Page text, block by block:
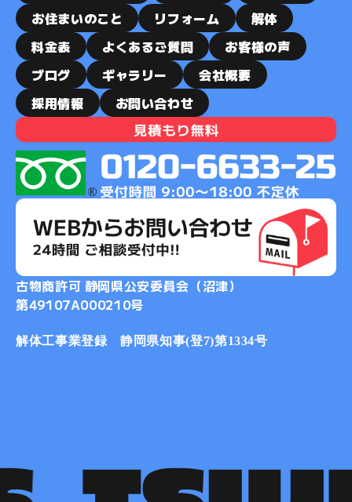
お住まいのこと
リフォーム
解体
料金表
よくあるご質問
お客様の声
ブログ
ギャラリー
会社概要
採用情報
お問い合わせ
古物商許可 静岡県公安委員会（沼津）
第49107A000210号
解体工事業登録 静岡県知事(登7)第1334号